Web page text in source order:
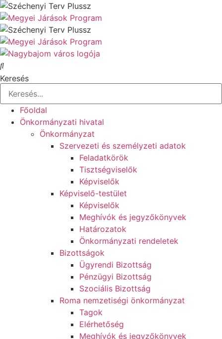
Ugrás
a
tartalomhoz
Keresés
Főoldal
Önkormányzati hivatal
Önkormányzat
Szervezeti és személyzeti adatok
Feladatkörök
Tisztségviselők
Képviselők
Képviselő-testület
Képviselők
Meghívók és jegyzőkönyvek
Határozatok
Önkormányzati rendeletek
Bizottságok
Ügyrendi Bizottság
Pénzügyi Bizottság
Szociális Bizottság
Roma nemzetiségi önkormányzat
Tagok
Elérhetőség
Meghívók és jegyzőkönyvek